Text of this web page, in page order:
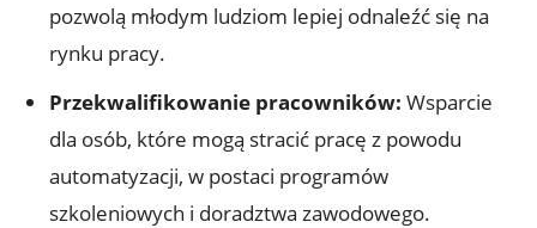
pozwolą młodym ludziom lepiej odnaleźć się na
rynku pracy.
Przekwalifikowanie pracowników: Wsparcie
dla osób,⁣ które mogą stracić pracę z‌ powodu
automatyzacji, w postaci programów
szkoleniowych i doradztwa zawodowego.